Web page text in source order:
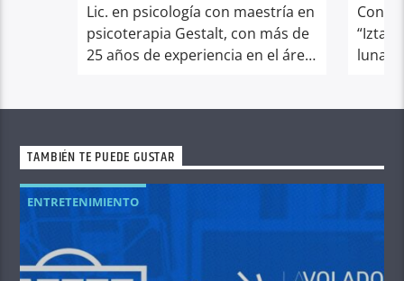
Lic. en psicología con maestría en
psicoterapia Gestalt, con más de
25 años de experiencia en el área
luna”.
TAMBIÉN TE PUEDE GUSTAR
ENTRETENIMIENTO